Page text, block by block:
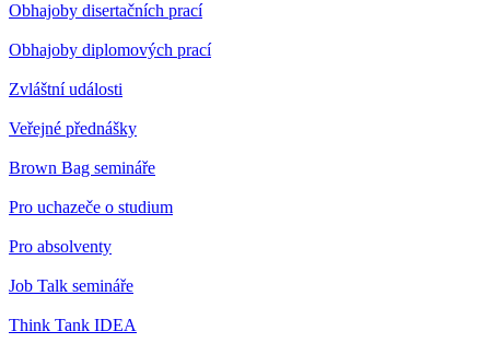
Obhajoby disertačních prací
Obhajoby diplomových prací
Zvláštní události
Veřejné přednášky
Brown Bag semináře
Pro uchazeče o studium
Pro absolventy
Job Talk semináře
Think Tank IDEA